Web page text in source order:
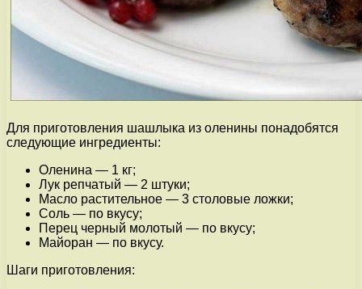
Для приготовления шашлыка из оленины понадобятся
следующие ингредиенты:
Оленина — 1 кг;
Лук репчатый — 2 штуки;
Масло растительное — 3 столовые ложки;
Соль — по вкусу;
Перец черный молотый — по вкусу;
Майоран — по вкусу.
Шаги приготовления: